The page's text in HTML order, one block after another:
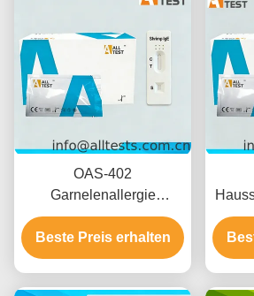
OAS-402
Garnelenallergie
Schnelltest Vollblut /
Serum / Plasma
Beste Preis erhalten